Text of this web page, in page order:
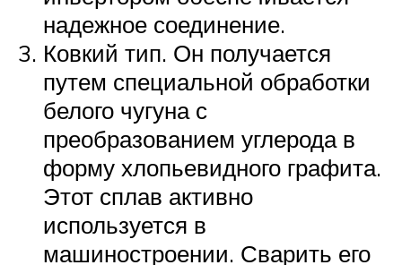
надежное соединение.
Ковкий тип. Он получается
путем специальной обработки
белого чугуна с
преобразованием углерода в
форму хлопьевидного графита.
Этот сплав активно
используется в
машиностроении. Сварить его